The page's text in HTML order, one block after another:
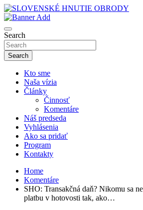
Skip
to
content
SLOVENSKÉ HNUTIE
Search
Search
Kto sme
Naša vízia
Články
Činnosť
Komentáre
Náš predseda
Vyhlásenia
Ako sa pridať
Program
Kontakty
Home
Komentáre
SHO: Transakčná daň? Nikomu sa
platbu v hotovosti tak, ako…